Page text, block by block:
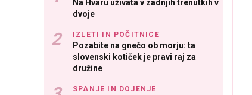
Na Hvaru uživata v zadnjih trenutkih v
dvoje
IZLETI IN POČITNICE
Pozabite na gnečo ob morju: ta
slovenski kotiček je pravi raj za
družine
SPANJE IN DOJENJE